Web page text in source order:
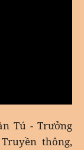
Tú - Trưởng
thông,